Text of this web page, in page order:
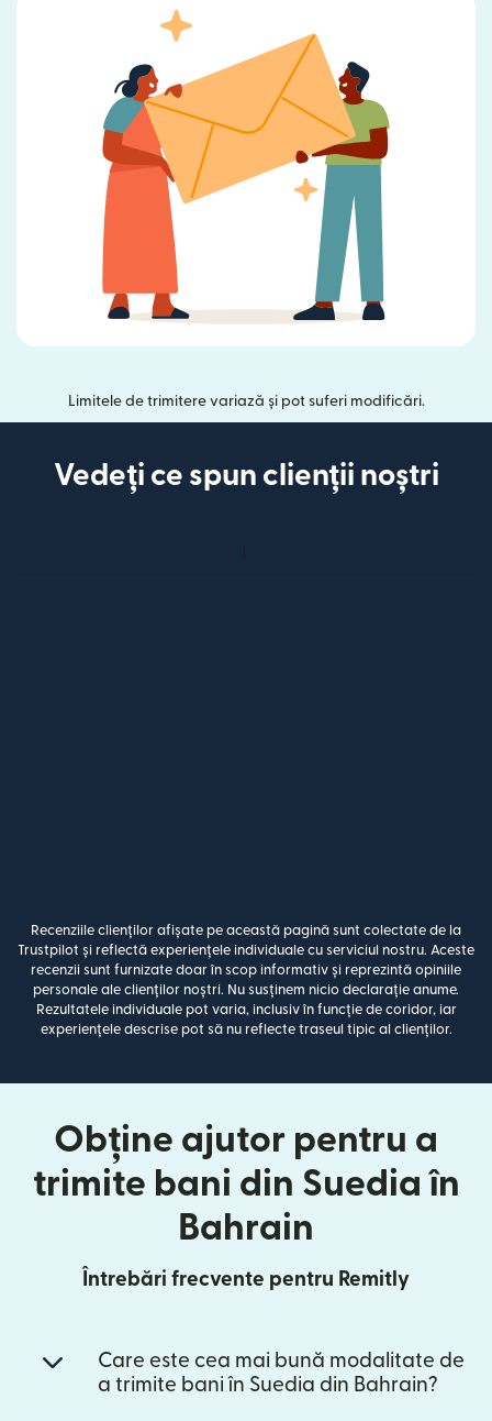
Limitele de trimitere variază și pot suferi modificări.
Vedeți ce spun clienții noștri
Recenziile clienților afișate pe această pagină sunt colectate de la
Trustpilot și reflectă experiențele individuale cu serviciul nostru. Aceste
recenzii sunt furnizate doar în scop informativ și reprezintă opiniile
personale ale clienților noștri. Nu susținem nicio declarație anume.
Rezultatele individuale pot varia, inclusiv în funcție de coridor, iar
experiențele descrise pot să nu reflecte traseul tipic al clienților.
Obține ajutor pentru a
trimite bani din Suedia în
Bahrain
Întrebări frecvente pentru Remitly
Care este cea mai bună modalitate de
a trimite bani în Suedia din Bahrain?